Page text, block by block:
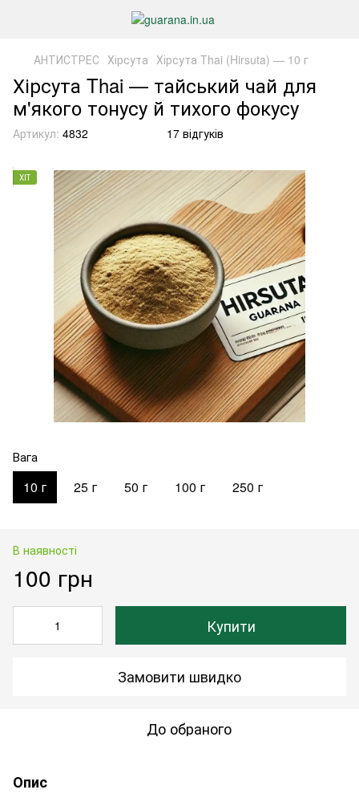
АНТИСТРЕС Хірсута Хірсута Thai (Hirsuta) — 10 г
Хірсута Thai — тайський чай для
м'якого тонусу й тихого фокусу
Артикул: 4832 17 відгуків
ХІТ
Вага
10 г 25 г 50 г 100 г 250 г
В наявності
100 грн
Купити
Замовити швидко
До обраного
Опис